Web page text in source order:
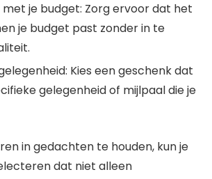
met je budget: Zorg ervoor dat het
je budget past zonder in te
Kies een geschenk dat
gelegenheid of mijlpaal die je
in gedachten te houden, kun je
dat niet alleen